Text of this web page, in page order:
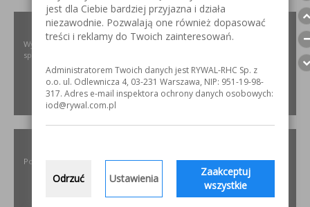
XIRIS.PL
Wysoce wyspecjalizowane kamery spawalnicze do badania jakości
spoin spawalniczych
ZOBACZ
Polski producent materiałów ściernych dla przemysłu
jest dla Ciebie bardziej przyjazna i działa
niezawodnie. Pozwalają one również dopasować
treści i reklamy do Twoich zainteresowań.
Administratorem Twoich danych jest RYWAL-RHC Sp. z
o.o. ul. Odlewnicza 4, 03-231 Warszawa, NIP: 951-19-98-
317. Adres e-mail inspektora ochrony danych osobowych:
iod@rywal.com.pl
Odrzuć Ustawienia
Zaakceptuj
wszystkie